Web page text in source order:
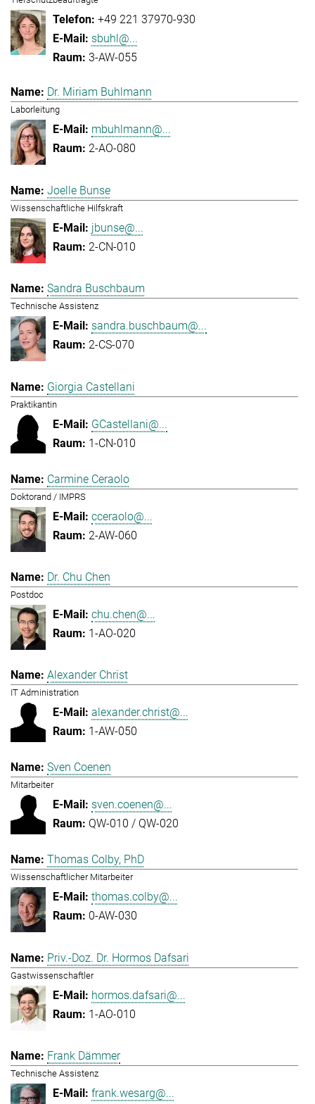
+49 221 37970-930
sbuhl@...
3-AW-055
Dr. Miriam Buhlmann
Laborleitung
mbuhlmann@...
2-AO-080
Joelle Bunse
Wissenschaftliche Hilfskraft
jbunse@...
2-CN-010
Sandra Buschbaum
Technische Assistenz
sandra.buschbaum@...
2-CS-070
Giorgia Castellani
Praktikantin
GCastellani@...
1-CN-010
Carmine Ceraolo
Doktorand / IMPRS
cceraolo@...
2-AW-060
Dr. Chu Chen
Postdoc
chu.chen@...
1-AO-020
Alexander Christ
IT Administration
alexander.christ@...
1-AW-050
Sven Coenen
Mitarbeiter
sven.coenen@...
QW-010 / QW-020
Thomas Colby, PhD
Wissenschaftlicher Mitarbeiter
thomas.colby@...
0-AW-030
Priv.-Doz. Dr. Hormos Dafsari
Gastwissenschaftler
hormos.dafsari@...
1-AO-010
Frank Dämmer
Technische Assistenz
frank.wesarg@...